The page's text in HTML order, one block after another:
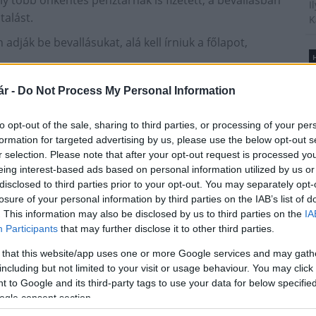
- Do Not Process My Personal Information
opt-out of the sale, sharing to third parties, or processing of your
for targeted advertising by us, please use the below opt-out
selection. Please note that after your opt-out request is processed
interest-based ads based on personal information utilized by us
to third parties prior to your opt-out. You may separately
of your personal information by third parties on the IAB’s list of
This information may also be disclosed by us to third parties on the
Participants that may further disclose it to other third parties.
that this website/app uses one or more Google services and may
but not limited to your visit or usage behaviour. You may
to Google and its third-party tags to use your data for below
consent section.
be bevallásukat, alá kell írniuk a főlapot,
elkészítésében segíthet a NAV honlapján
című tájékoztató.
akár a webes felületen, akár papíralapon,
vállalja a rendelkező nyilatkozatok
május 11-ig kell átadniuk a munkáltatók
ezért a hivatal arra kéri ügyfeleit, hogy
a hivatal általános tájékoztató rendszere, a NAV
Ha az ügyfelek mégis a személyes ügyintézést
közleményében.